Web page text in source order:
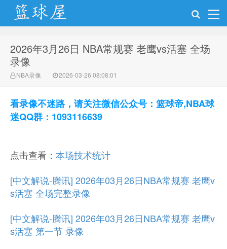
NBA录像网
2026年3月26日 NBA常规赛 老鹰vs活塞 全场
录像
NBA录像 2026-03-26 08:08:01
看录像不迷路，请关注微信公众号：篮球帝,NBA球
迷QQ群：1093116639
点击查看： 本场技术统计
[中文解说-腾讯] 2026年03月26日NBA常规赛 老鹰v
s活塞 全场完整录像
[中文解说-腾讯] 2026年03月26日NBA常规赛 老鹰v
s活塞 第一节 录像